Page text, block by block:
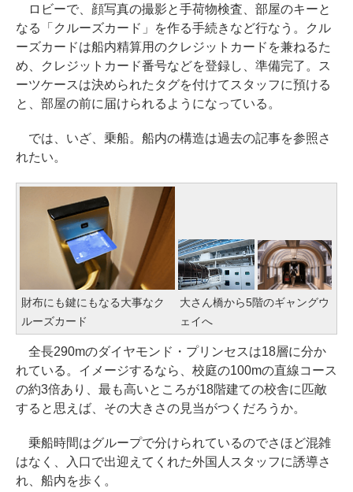
ロビーで、顔写真の撮影と手荷物検査、部屋のキーと
なる「クルーズカード」を作る手続きなど行なう。クル
ーズカードは船内精算用のクレジットカードを兼ねるた
め、クレジットカード番号などを登録し、準備完了。ス
ーツケースは決められたタグを付けてスタッフに預ける
と、部屋の前に届けられるようになっている。
では、いざ、乗船。船内の構造は過去の記事を参照さ
れたい。
財布にも鍵にもなる大事なク
ルーズカード
大さん橋から5階のギャングウ
ェイへ
全長290mのダイヤモンド・プリンセスは18層に分か
れている。イメージするなら、校庭の100mの直線コース
の約3倍あり、最も高いところが18階建ての校舎に匹敵
すると思えば、その大きさの見当がつくだろうか。
乗船時間はグループで分けられているのでさほど混雑
はなく、入口で出迎えてくれた外国人スタッフに誘導さ
れ、船内を歩く。